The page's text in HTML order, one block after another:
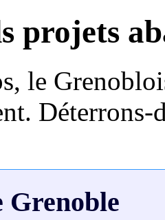
projets
le
Déterrons-
Grenoble